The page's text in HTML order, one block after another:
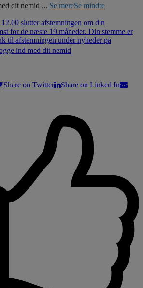
dit nemid ... Se mereSe mindre
Share on Twitter
Share on Linked In